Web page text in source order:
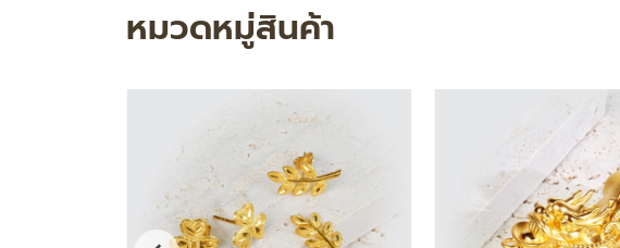
หมวดหมู่สินค้า